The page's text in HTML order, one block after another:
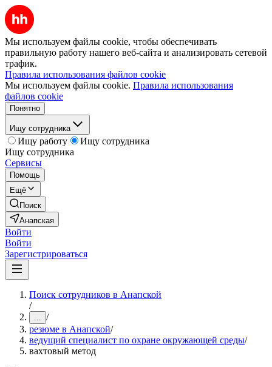
Мы используем файлы cookie, чтобы обеспечивать
правильную работу нашего веб-сайта и анализировать сетевой
трафик.
Правила использования файлов cookie
Мы используем файлы cookie. Правила использования
файлов cookie
Понятно
Ищу сотрудника
Ищу работу
Ищу сотрудника
Ищу сотрудника
Сервисы
Помощь
Ещё
Поиск
Анапская
Войти
Войти
Зарегистрироваться
Поиск сотрудников в Анапской
/
... /
резюме в Анапской/
ведущий специалист по охране окружающей среды/
вахтовый метод